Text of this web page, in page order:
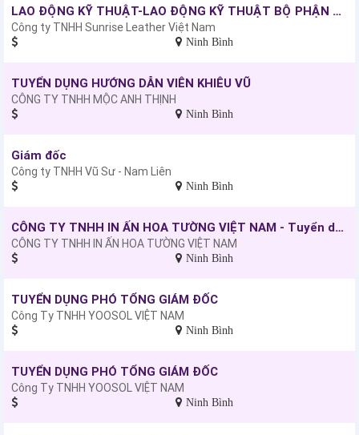
LAO ĐỘNG KỸ THUẬT-LAO ĐỘNG KỸ THUẬT BỘ PHẬN PHỦ MÀU VÀ TRANG TRÍ DA
Công ty TNHH Sunrise Leather Việt Nam
Ninh Bình
TUYỂN DỤNG HƯỚNG DẪN VIÊN KHIÊU VŨ
CÔNG TY TNHH MỘC ANH THỊNH
Ninh Bình
Giám đốc
Công ty TNHH Vũ Sư - Nam Liên
Ninh Bình
CÔNG TY TNHH IN ẤN HOA TƯỜNG VIỆT NAM - Tuyển dụng: Nhân viên kinh doanh
CÔNG TY TNHH IN ẤN HOA TƯỜNG VIỆT NAM
Ninh Bình
TUYỂN DỤNG PHÓ TỔNG GIÁM ĐỐC
Công Ty TNHH YOOSOL VIỆT NAM
Ninh Bình
TUYỂN DỤNG PHÓ TỔNG GIÁM ĐỐC
Công Ty TNHH YOOSOL VIỆT NAM
Ninh Bình